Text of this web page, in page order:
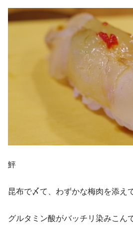
鮃
昆布で〆て、わずかな梅肉を添え
グルタミン酸がバッチリ染みこん